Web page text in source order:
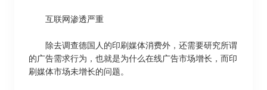
互联网渗透严重
除去调查德国人的印刷媒体消费外，还需要研究所谓
的广告需求行为，也就是为什么在线广告市场增长，而印
刷媒体市场未增长的问题。